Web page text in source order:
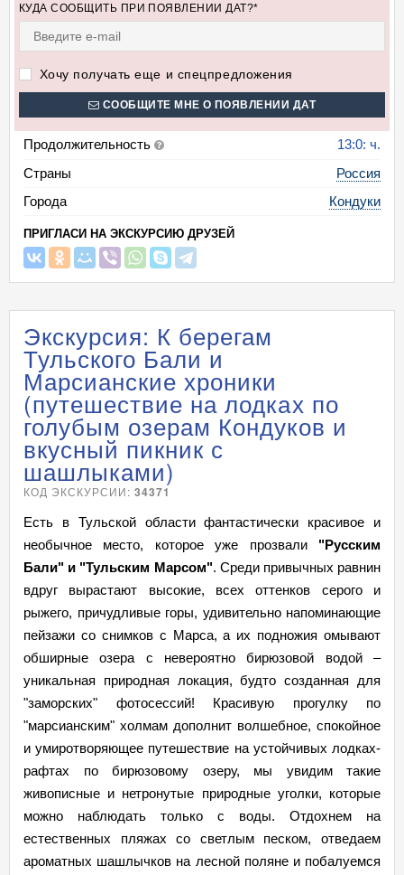
КУДА СООБЩИТЬ ПРИ ПОЯВЛЕНИИ ДАТ?*
Хочу получать еще и спецпредложения
СООБЩИТЕ МНЕ О ПОЯВЛЕНИИ ДАТ
Продолжительность
13:0: ч.
Страны
Россия
Города
Кондуки
ПРИГЛАСИ НА ЭКСКУРСИЮ ДРУЗЕЙ
Экскурсия: К берегам
Тульского Бали и
Марсианские хроники
(путешествие на лодках по
голубым озерам Кондуков и
вкусный пикник с
шашлыками)
КОД ЭКСКУРСИИ:34371
Есть в Тульской области фантастически красивое и
необычное место, которое уже прозвали "Русским
Бали" и "Тульским Марсом". Среди привычных равнин
вдруг вырастают высокие, всех оттенков серого и
рыжего, причудливые горы, удивительно напоминающие
пейзажи со снимков с Марса, а их подножия омывают
обширные озера с невероятно бирюзовой водой –
уникальная природная локация, будто созданная для
"заморских" фотосессий! Красивую прогулку по
"марсианским" холмам дополнит волшебное, спокойное
и умиротворяющее путешествие на устойчивых лодках-
рафтах по бирюзовому озеру, мы увидим такие
живописные и нетронутые природные уголки, которые
можно наблюдать только с воды. Отдохнем на
естественных пляжах со светлым песком, отведаем
ароматных шашлычков на лесной поляне и побалуемся